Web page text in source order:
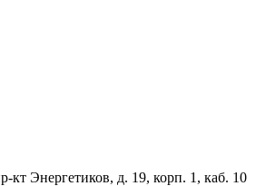
кт Энергетиков, д. 19, корп. 1, каб. 10